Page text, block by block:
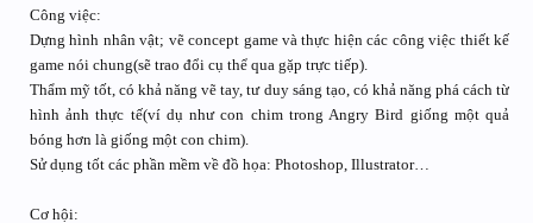
Công việc:
Dựng hình nhân vật; vẽ concept game và thực hiện các công việc thiết kế
game nói chung(sẽ trao đổi cụ thể qua gặp trực tiếp).
Thẩm mỹ tốt, có khả năng vẽ tay, tư duy sáng tạo, có khả năng phá cách từ
hình ảnh thực tế(ví dụ như con chim trong Angry Bird giống một quả
bóng hơn là giống một con chim).
Sử dụng tốt các phần mềm về đồ họa: Photoshop, Illustrator…
Cơ hội: